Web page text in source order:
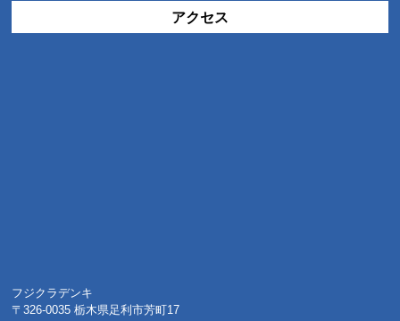
アクセス
フジクラデンキ
〒326-0035 栃木県足利市芳町17